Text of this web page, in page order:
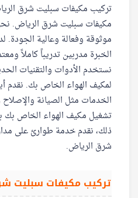
تركيب مكيفات سبليت شرق
مكيفات سبليت شرق الرياض.
موثوقة وفعالة وعالية الجودة.
الخبرة مدربين تدريباً كاملاً
نستخدم الأدوات والتقنيات
لمكيف الهواء الخاص بك.
الخدمات مثل الصيانة
تشغيل مكيف الهواء الخاص بك
شرق الرياض.
تركيب مكيفات سبليت